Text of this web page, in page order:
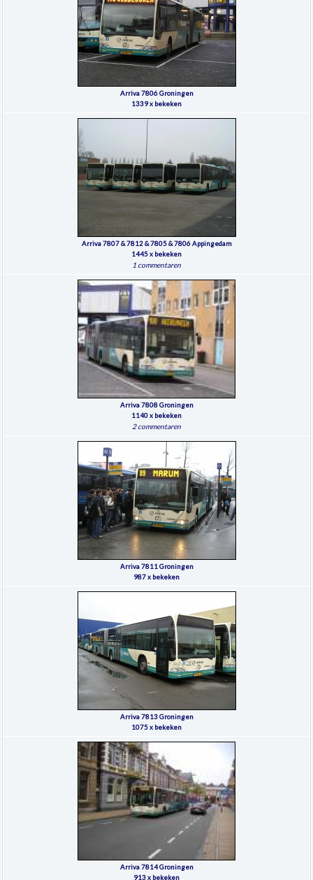
Arriva 7806 Groningen
1339 x bekeken
Arriva 7807 & 7812 & 7805 & 7806 Appingedam
1445 x bekeken
1 commentaren
Arriva 7808 Groningen
1140 x bekeken
2 commentaren
Arriva 7811 Groningen
987 x bekeken
Arriva 7813 Groningen
1075 x bekeken
Arriva 7814 Groningen
913 x bekeken